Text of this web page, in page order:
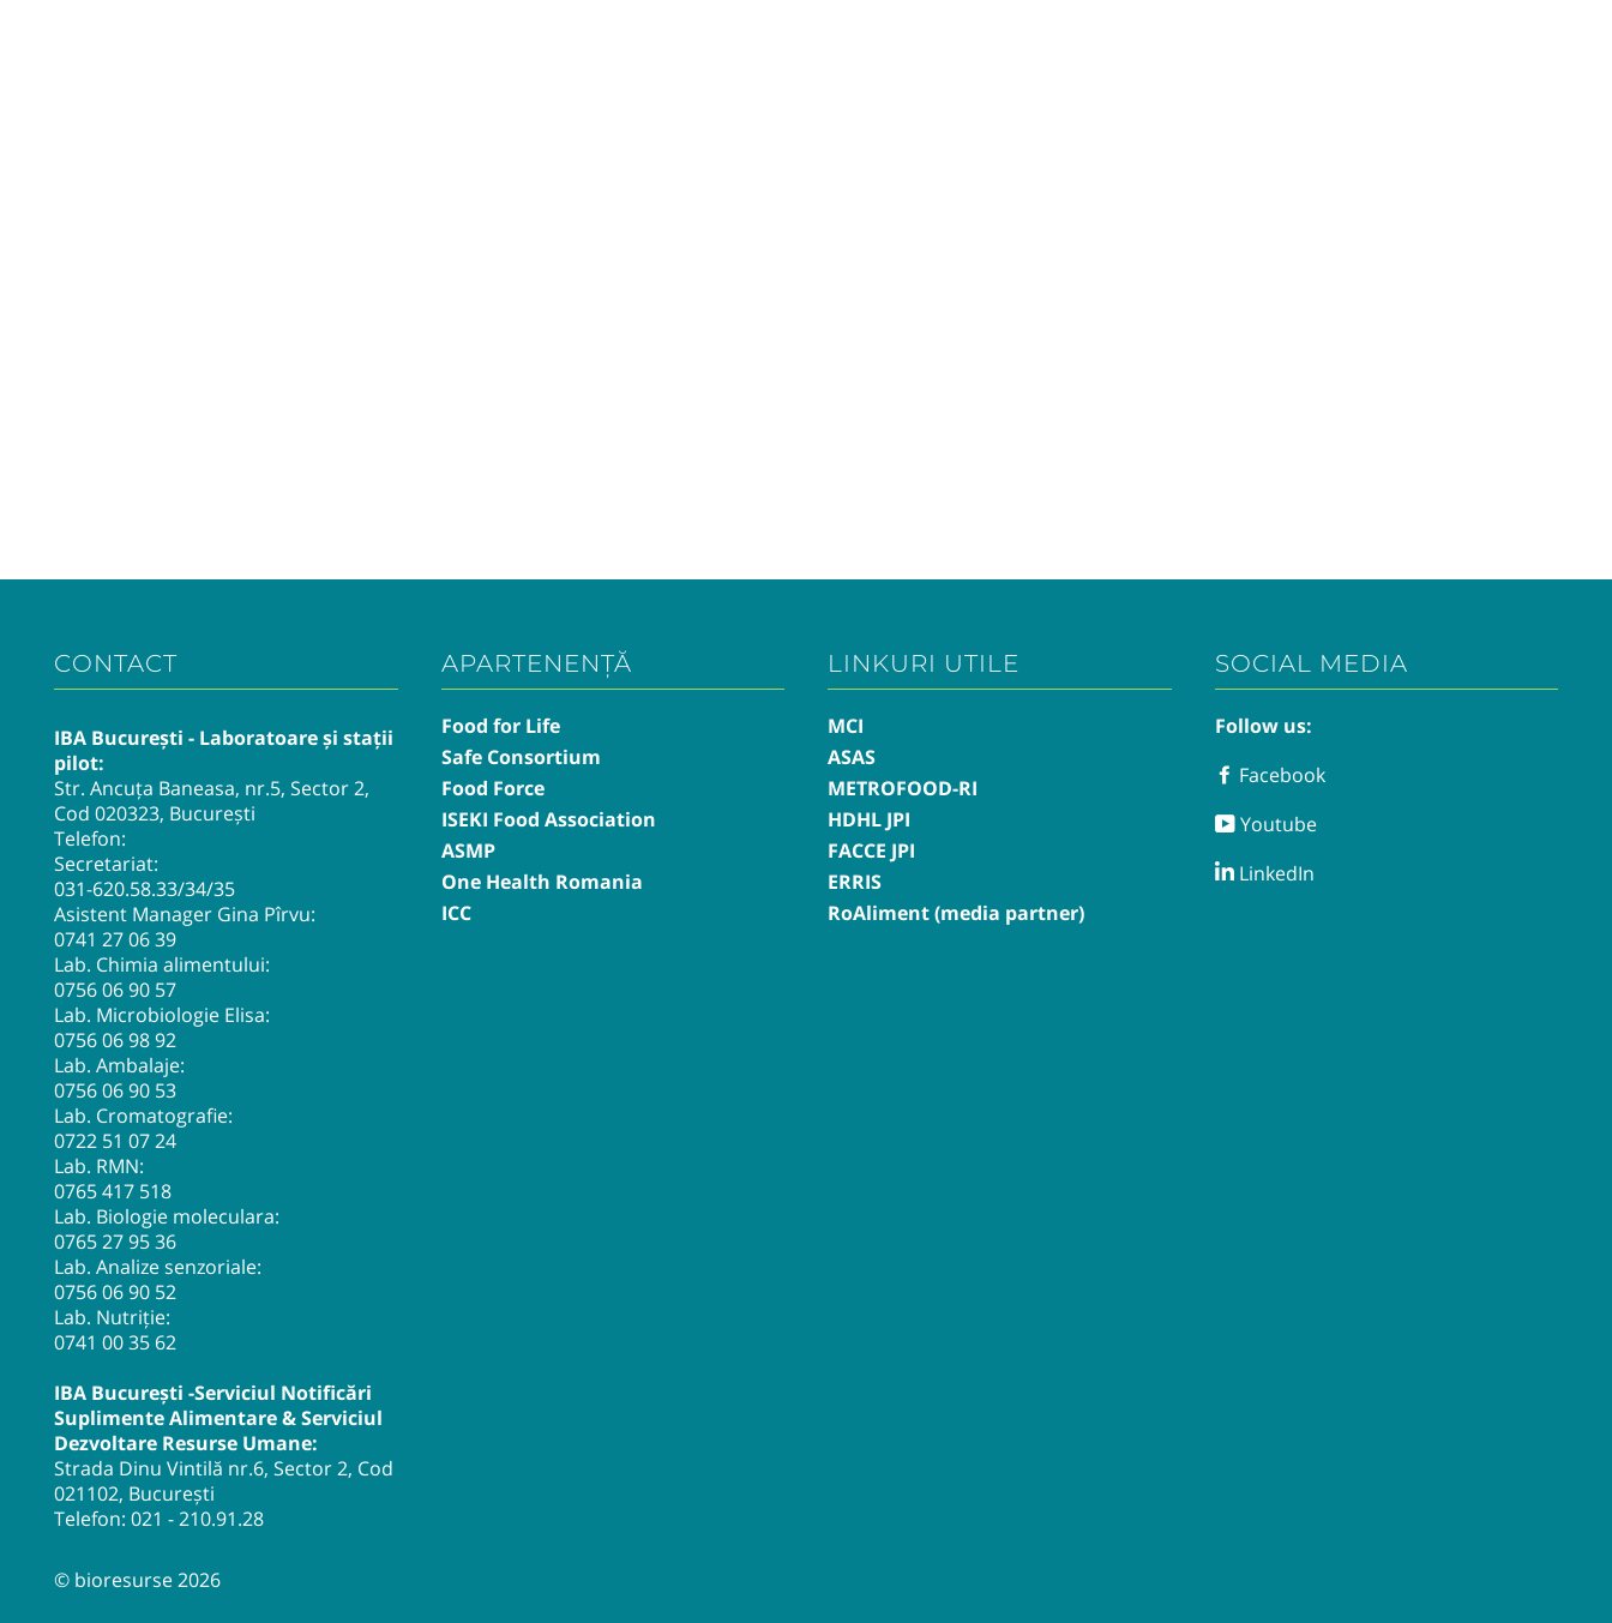
CONTACT
IBA București - Laboratoare și stații
pilot:
Str. Ancuța Baneasa, nr.5, Sector 2,
Cod 020323, București
Telefon:
Secretariat:
031-620.58.33/34/35
Asistent Manager Gina Pîrvu:
0741 27 06 39
Lab. Chimia alimentului:
0756 06 90 57
Lab. Microbiologie Elisa:
0756 06 98 92
Lab. Ambalaje:
0756 06 90 53
Lab. Cromatografie:
0722 51 07 24
Lab. RMN:
0765 417 518
Lab. Biologie moleculara:
0765 27 95 36
Lab. Analize senzoriale:
0756 06 90 52
Lab. Nutriție:
0741 00 35 62
IBA București -Serviciul Notificări
Suplimente Alimentare & Serviciul
Dezvoltare Resurse Umane:
Strada Dinu Vintilă nr.6, Sector 2, Cod
021102, București
Telefon: 021 - 210.91.28
APARTENENȚĂ
Food for Life
Safe Consortium
Food Force
ISEKI Food Association
ASMP
One Health Romania
ICC
LINKURI UTILE
MCI
ASAS
METROFOOD-RI
HDHL JPI
FACCE JPI
ERRIS
RoAliment (media partner)
SOCIAL MEDIA
Follow us:
FacebookFacebook
YoutubeYoutube
LinkedInLinkedIn
© bioresurse 2026